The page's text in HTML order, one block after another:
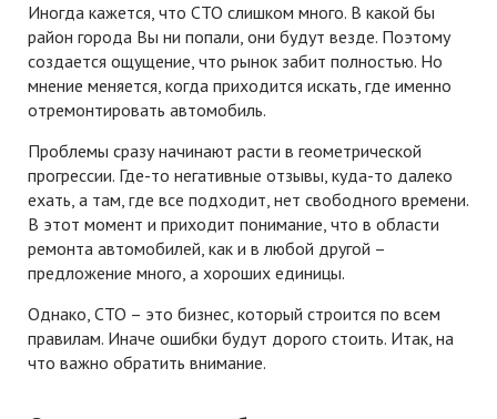
Иногда кажется, что СТО слишком много. В какой бы
район города Вы ни попали, они будут везде. Поэтому
создается ощущение, что рынок забит полностью. Но
мнение меняется, когда приходится искать, где именно
отремонтировать автомобиль.
Проблемы сразу начинают расти в геометрической
прогрессии. Где-то негативные отзывы, куда-то далеко
ехать, а там, где все подходит, нет свободного времени.
В этот момент и приходит понимание, что в области
ремонта автомобилей, как и в любой другой –
предложение много, а хороших единицы.
Однако, СТО – это бизнес, который строится по всем
правилам. Иначе ошибки будут дорого стоить. Итак, на
что важно обратить внимание.